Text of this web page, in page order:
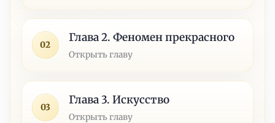
02
Глава 2. Феномен прекрасного
Открыть главу
03
Глава 3. Искусство
Открыть главу